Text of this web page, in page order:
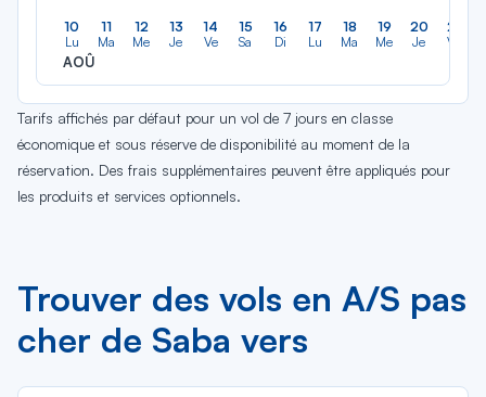
10
Lu
AOÛ
11
Ma
12
Me
13
Je
14
Ve
15
Sa
16
Di
17
Lu
18
Ma
19
Me
20
Je
21
Ve
Tarifs affichés par défaut pour un vol de 7 jours en classe
économique et sous réserve de disponibilité au moment de la
réservation. Des frais supplémentaires peuvent être appliqués pour
les produits et services optionnels.
Trouver des vols en A/S pas
cher de Saba vers